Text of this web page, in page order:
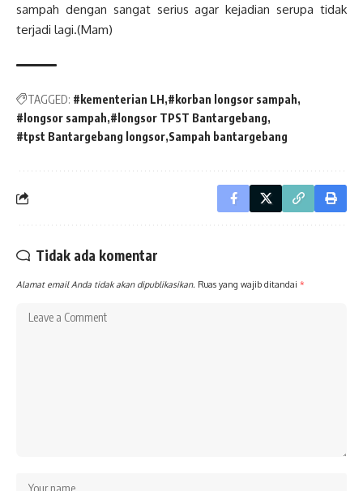
sampah dengan sangat serius agar kejadian serupa tidak
terjadi lagi.(Mam)
TAGGED: #kementerian LH #korban longsor sampah
#longsor sampah #longsor TPST Bantargebang
#tpst Bantargebang longsor Sampah bantargebang
Tidak ada komentar
Alamat email Anda tidak akan dipublikasikan. Ruas yang wajib ditandai *